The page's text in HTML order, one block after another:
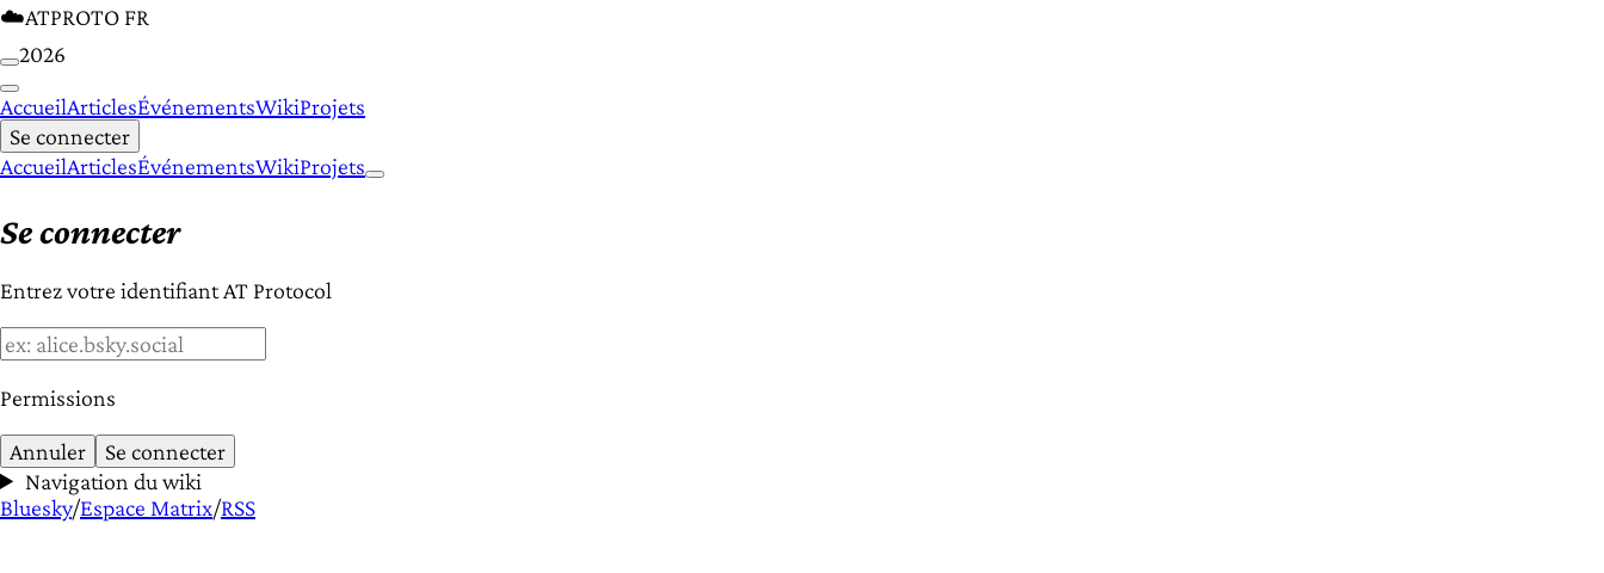
☁️ATPROTO FR
2026
AccueilArticlesÉvénementsWikiProjets
Se connecter
AccueilArticlesÉvénementsWikiProjets
Se connecter
Entrez votre identifiant AT Protocol
Permissions
Annuler
Se connecter
Navigation du wiki
Bluesky/Espace Matrix/RSS